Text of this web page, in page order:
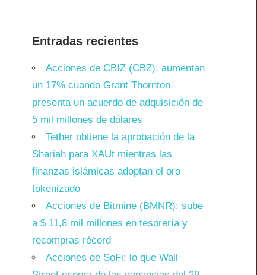
Entradas recientes
Acciones de CBIZ (CBZ): aumentan
un 17% cuando Grant Thornton
presenta un acuerdo de adquisición de
5 mil millones de dólares
Tether obtiene la aprobación de la
Shariah para XAUt mientras las
finanzas islámicas adoptan el oro
tokenizado
Acciones de Bitmine (BMNR): sube
a $ 11,8 mil millones en tesorería y
recompras récord
Acciones de SoFi: lo que Wall